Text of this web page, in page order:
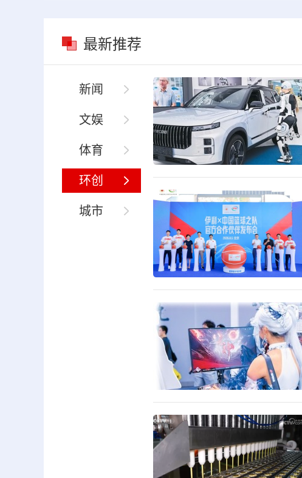
最新推荐
新闻
文娱
体育
环创
城市